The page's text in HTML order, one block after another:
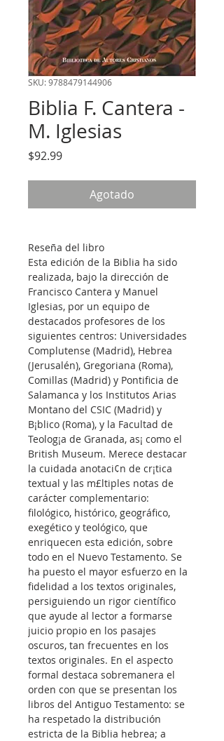
SKU: 9788479144906
Biblia F. Cantera -
M. Iglesias
$92.99Precio
Agotado
Reseña del libro
Esta edición de la Biblia ha sido
realizada, bajo la dirección de
Francisco Cantera y Manuel
Iglesias, por un equipo de
destacados profesores de los
siguientes centros: Universidades
Complutense (Madrid), Hebrea
(Jerusalén), Gregoriana (Roma),
Comillas (Madrid) y Pontificia de
Salamanca y los Institutos Arias
Montano del CSIC (Madrid) y
B¡blico (Roma), y la Facultad de
Teolog¡a de Granada, as¡ como el
British Museum. Merece destacar
la cuidada anotaci¢n de cr¡tica
textual y las m£ltiples notas de
carácter complementario:
filológico, histórico, geográfico,
exegético y teológico, que
enriquecen esta edición, sobre
todo en el Nuevo Testamento. Se
ha puesto el mayor esfuerzo en la
fidelidad a los textos originales,
persiguiendo un rigor científico
que ayude al lector a formarse
juicio propio en los pasajes
oscuros, tan frecuentes en los
textos originales. En el aspecto
formal destaca sobremanera el
orden con que se presentan los
libros del Antiguo Testamento: se
ha respetado la distribución
estricta de la Biblia hebrea; a